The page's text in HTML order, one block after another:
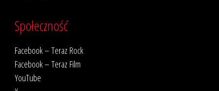
Społeczność
Facebook – Teraz Rock
Facebook – Teraz Film
YouTube